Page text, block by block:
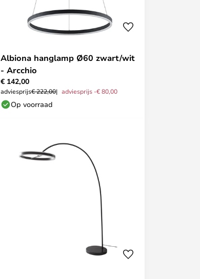
Albiona hanglamp Ø60 zwart/wit
- Arcchio
€ 142,00
adviesprijs€ 222,00 adviesprijs -€ 80,00
Op voorraad